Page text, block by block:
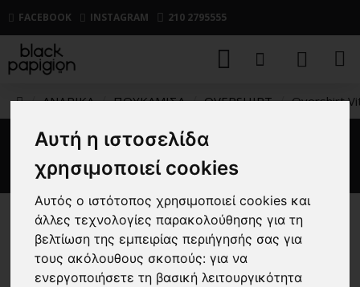
Αυτή η ιστοσελίδα
χρησιμοποιεί cookies
Αυτός ο ιστότοπος χρησιμοποιεί cookies και
άλλες τεχνολογίες παρακολούθησης για τη
βελτίωση της εμπειρίας περιήγησής σας για
τους ακόλουθους σκοπούς:για να
ενεργοποιήσετε τη βασική λειτουργικότητα
FACEBOOK INSTAGRAM 210 2795555
ΑΝΔΡΙΚΑ ΠΟΥΚΑΜΙΣΑ OVERSHIRT Overshirt
Overshirt Vittorio μαύρο